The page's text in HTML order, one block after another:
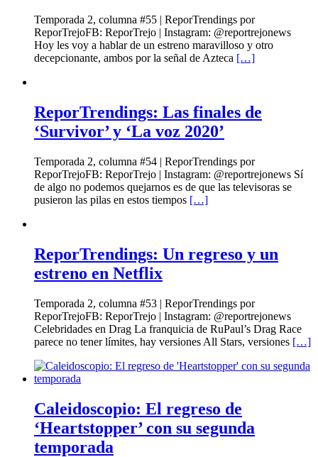
Temporada 2, columna #55 | ReporTrendings por
ReporTrejoFB: ReporTrejo | Instagram: @reportrejonews
Hoy les voy a hablar de un estreno maravilloso y otro
decepcionante, ambos por la señal de Azteca […]
ReporTrendings: Las finales de
‘Survivor’ y ‘La voz 2020’
Temporada 2, columna #54 | ReporTrendings por
ReporTrejoFB: ReporTrejo | Instagram: @reportrejonews Sí
de algo no podemos quejarnos es de que las televisoras se
pusieron las pilas en estos tiempos […]
ReporTrendings: Un regreso y un
estreno en Netflix
Temporada 2, columna #53 | ReporTrendings por
ReporTrejoFB: ReporTrejo | Instagram: @reportrejonews
Celebridades en Drag La franquicia de RuPaul’s Drag Race
parece no tener límites, hay versiones All Stars, versiones […]
Caleidoscopio: El regreso de
‘Heartstopper’ con su segunda
temporada